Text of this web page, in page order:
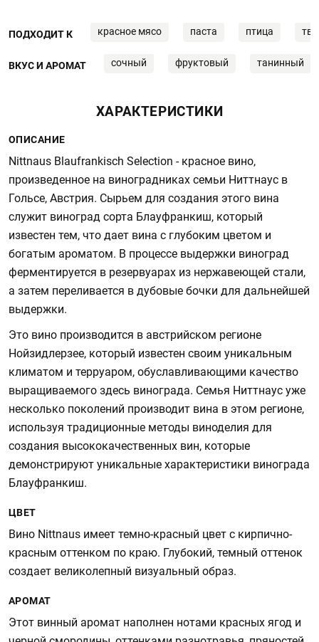
ПОДХОДИТ К красное мясо паста птица
ВКУС И АРОМАТ сочный фруктовый танинный
ХАРАКТЕРИСТИКИ
ОПИСАНИЕ
Nittnaus Blaufrankisch Selection - красное вино,
произведенное на виноградниках семьи Ниттнаус в
Гольсе, Австрия. Сырьем для создания этого вина
служит виноград сорта Блауфранкиш, который
известен тем, что дает вина с глубоким цветом и
богатым ароматом. В процессе выдержки виноград
ферментируется в резервуарах из нержавеющей стали,
а затем переливается в дубовые бочки для дальнейшей
выдержки.
Это вино производится в австрийском регионе
Нойзидлерзее, который известен своим уникальным
климатом и терруаром, обуславливающими качество
выращиваемого здесь винограда. Семья Ниттнаус уже
несколько поколений производит вина в этом регионе,
используя традиционные методы виноделия для
создания высококачественных вин, которые
демонстрируют уникальные характеристики винограда
Блауфранкиш.
ЦВЕТ
Вино Nittnaus имеет темно-красный цвет с кирпично-
красным оттенком по краю. Глубокий, темный оттенок
создает великолепный визуальный образ.
АРОМАТ
Этот винный аромат наполнен нотами красных ягод и